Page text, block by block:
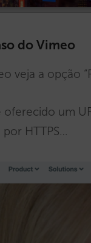
do Vimeo
veja a opção
oferecido um
HTTPS…